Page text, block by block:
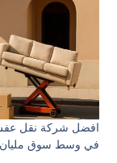
افضل شركة نقل عفش
في وسط سوق مليان